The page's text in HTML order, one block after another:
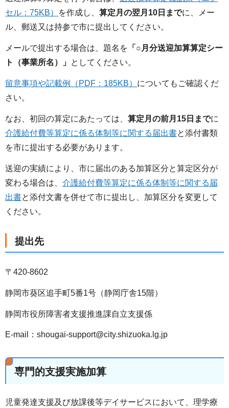
セル：75KB）
を作成し、 算定月の翌月10日までに、メー
ル、郵送又は持参で市に提出してください。
メールで提出する場合は、題名を 「○月分送迎加算算定シー
ト（事業所名）」 としてください。
留意事項や記載例（PDF：185KB） についてもご確認くだ
さい。
なお、初回の算定にあたっては、 算定月の前月15日までに
介護給付費等算定に係る体制等に関する届出書と添付書類
を市に提出する必要があります。
送迎の実績により、市に届出のある加算区分と算定区分が
変わる場合は、 介護給付費等算定に係る体制等に関する届
出書と添付文書を併せて市に提出し、加算区分を変更して
ください。
提出先
〒420-8602
静岡市葵区追手町5番1号（静岡庁舎15階）
静岡市役所障害者支援推進課自立支援係
E-mail：shougai-support@city.shizuoka.lg.jp
専門的支援実施加算
児童発達支援及び放課後等デイサービスにおいて、理学療